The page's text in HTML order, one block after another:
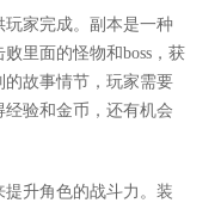
家完成。副本是一种
里面的怪物和boss，获
故事情节，玩家需要
验和金币，还有机会
升角色的战斗力。装